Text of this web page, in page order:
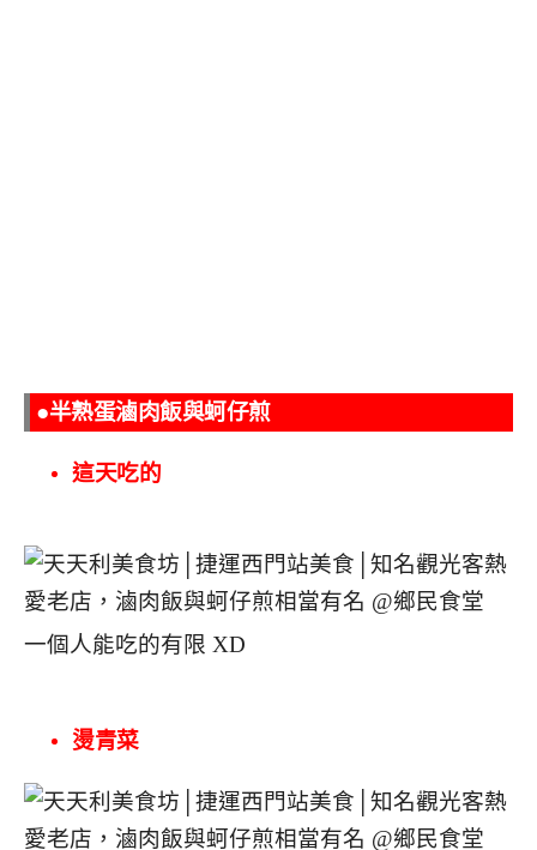
●半熟蛋滷肉飯與蚵仔煎
這天吃的
一個人能吃的有限 XD
燙青菜